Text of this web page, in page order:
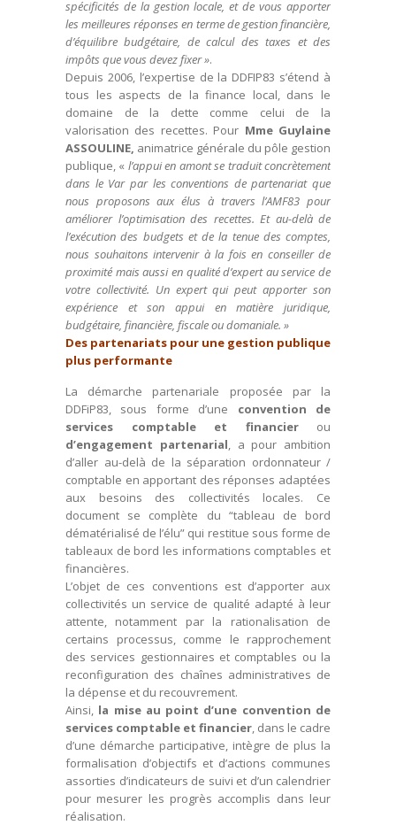
spécificités de la gestion locale, et de vous apporter
les meilleures réponses en terme de gestion financière,
d’équilibre budgétaire, de calcul des taxes et des
impôts que vous devez fixer ».
Depuis 2006, l’expertise de la DDFIP83 s’étend à
tous les aspects de la finance local, dans le
domaine de la dette comme celui de la
valorisation des recettes. Pour Mme Guylaine
ASSOULINE, animatrice générale du pôle gestion
publique, « l’appui en amont se traduit concrètement
dans le Var par les conventions de partenariat que
nous proposons aux élus à travers l’AMF83 pour
améliorer l’optimisation des recettes. Et au-delà de
l’exécution des budgets et de la tenue des comptes,
nous souhaitons intervenir à la fois en conseiller de
proximité mais aussi en qualité d’expert au service de
votre collectivité. Un expert qui peut apporter son
expérience et son appui en matière juridique,
budgétaire, financière, fiscale ou domaniale. »
Des partenariats pour une gestion publique
plus performante
La démarche partenariale proposée par la
DDFiP83, sous forme d’une convention de
services comptable et financier ou
d’engagement partenarial, a pour ambition
d’aller au-delà de la séparation ordonnateur /
comptable en apportant des réponses adaptées
aux besoins des collectivités locales. Ce
document se complète du “tableau de bord
dématérialisé de l’élu” qui restitue sous forme de
tableaux de bord les informations comptables et
financières.
L’objet de ces conventions est d’apporter aux
collectivités un service de qualité adapté à leur
attente, notamment par la rationalisation de
certains processus, comme le rapprochement
des services gestionnaires et comptables ou la
reconfiguration des chaînes administratives de
la dépense et du recouvrement.
Ainsi, la mise au point d’une convention de
services comptable et financier, dans le cadre
d’une démarche participative, intègre de plus la
formalisation d’objectifs et d’actions communes
assorties d’indicateurs de suivi et d’un calendrier
pour mesurer les progrès accomplis dans leur
réalisation.